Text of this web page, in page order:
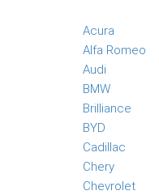
Acura
Alfa Romeo
Audi
BMW
Brilliance
BYD
Cadillac
Chery
Chevrolet